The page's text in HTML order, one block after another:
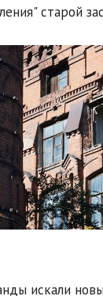
старой
искали